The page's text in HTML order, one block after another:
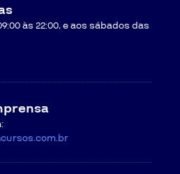
às 22:00, e aos sábados das